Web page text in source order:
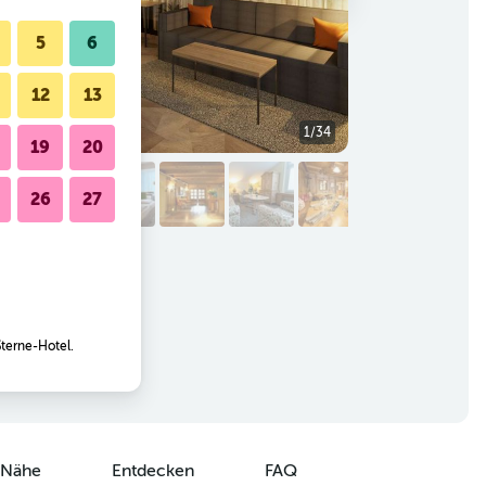
1/34
Entdecken FAQ
5 6
12 13
19 20
26 27
Hotel.